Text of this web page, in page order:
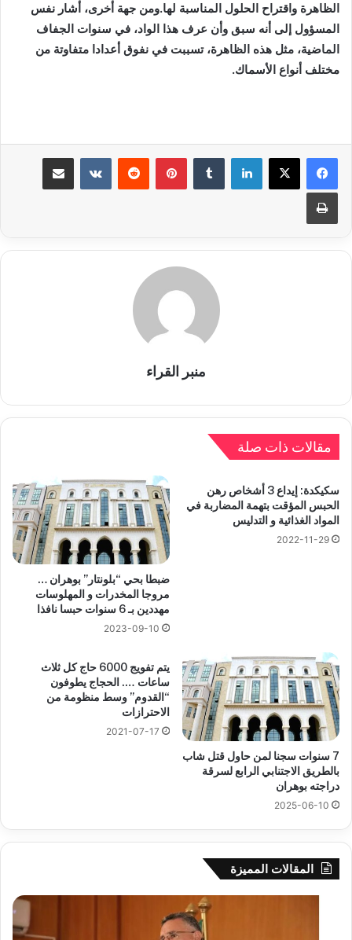
الظاهرة واقتراح الحلول المناسبة لها.ومن جهة أخرى، أشار نفس
المسؤول إلى أنه سبق وأن عرف هذا الواد، في سنوات الجفاف
الماضية، مثل هذه الظاهرة، تسببت في نفوق أعدادا متفاوتة من
مختلف أنواع الأسماك.
لينكدإن بينتيريست
طباعة
منبر القراء
مقالات ذات صلة
سكيكدة: إيداع 3 أشخاص رهن
الحبس المؤقت بتهمة المضاربة في
المواد الغذائية و التدليس
2022-11-29
ضبطا بحي “بلونتار” بوهران …
مروجا المخدرات و المهلوسات
مهددين بـ 6 سنوات حبسا نافذا
2023-09-10
7 سنوات سجنا لمن حاول قتل شاب
بالطريق الاجتنابي الرابع لسرقة
دراجته بوهران
2025-06-10
يتم تفويج 6000 حاج كل ثلاث
ساعات …. الحجاج يطوفون
“القدوم” وسط منظومة من
الاحترازات
2021-07-17
المقالات المميزة